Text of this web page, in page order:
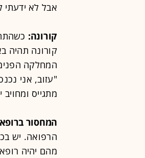
אבל לא ידעתי
קורונה:
קורונה תהיה
המחלקה
"עזוב, אני
מתגייס
המחסור
מהם יהיה